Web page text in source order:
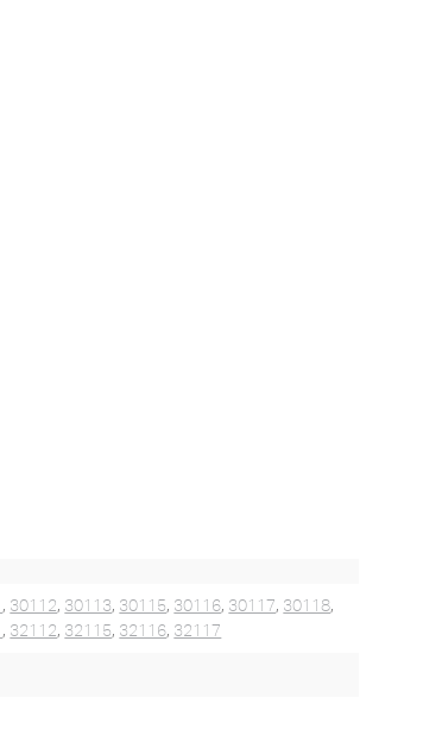
, 30112, 30113, 30115, 30116, 30117, 30118,
, 32112, 32115, 32116, 32117